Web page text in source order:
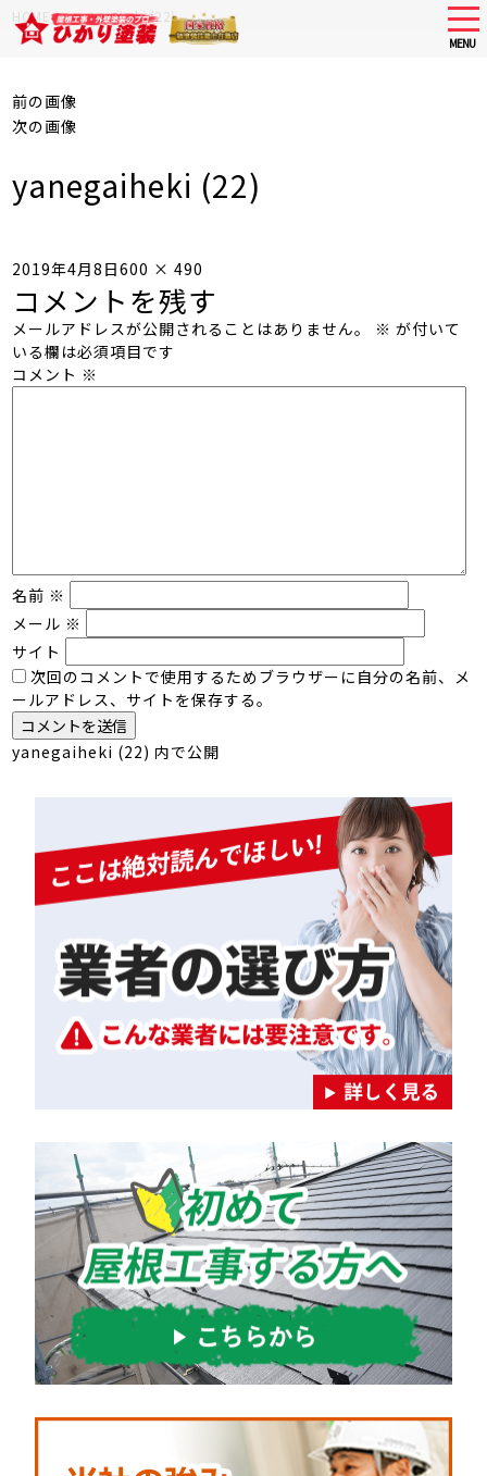
Skip
to
MENU
HOME >yanegaiheki (22)
前の画像
次の画像
yanegaiheki (22)
投
稿
日:
2019年4月8日フ
ル
イ
ズ
600 × 490
コメントを残す
メールアドレスが公開されることはありません。 ※ が付いて
いる欄は必須項目です
コメント ※
名前 ※
メール ※
サイト
次回のコメントで使用するためブラウザーに自分の名前、メ
ールアドレス、サイトを保存する。
投
ゲ
yanegaiheki (22) 内で公開